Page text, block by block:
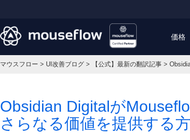
価格
マウスフロー > UI改善ブログ > 【公式】最新の翻訳記事 >
Obsidian Digitalが
さらなる価値を提供する